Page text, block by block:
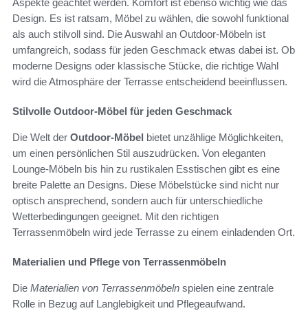
Aspekte geachtet werden. Komfort ist ebenso wichtig wie das
Design. Es ist ratsam, Möbel zu wählen, die sowohl funktional
als auch stilvoll sind. Die Auswahl an Outdoor-Möbeln ist
umfangreich, sodass für jeden Geschmack etwas dabei ist. Ob
moderne Designs oder klassische Stücke, die richtige Wahl
wird die Atmosphäre der Terrasse entscheidend beeinflussen.
Stilvolle Outdoor-Möbel für jeden Geschmack
Die Welt der Outdoor-Möbel bietet unzählige Möglichkeiten,
um einen persönlichen Stil auszudrücken. Von eleganten
Lounge-Möbeln bis hin zu rustikalen Esstischen gibt es eine
breite Palette an Designs. Diese Möbelstücke sind nicht nur
optisch ansprechend, sondern auch für unterschiedliche
Wetterbedingungen geeignet. Mit den richtigen
Terrassenmöbeln wird jede Terrasse zu einem einladenden Ort.
Materialien und Pflege von Terrassenmöbeln
Die Materialien von Terrassenmöbeln spielen eine zentrale
Rolle in Bezug auf Langlebigkeit und Pflegeaufwand.